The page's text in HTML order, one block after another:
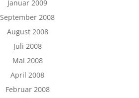
Januar 2009
September 2008
August 2008
Juli 2008
Mai 2008
April 2008
Februar 2008